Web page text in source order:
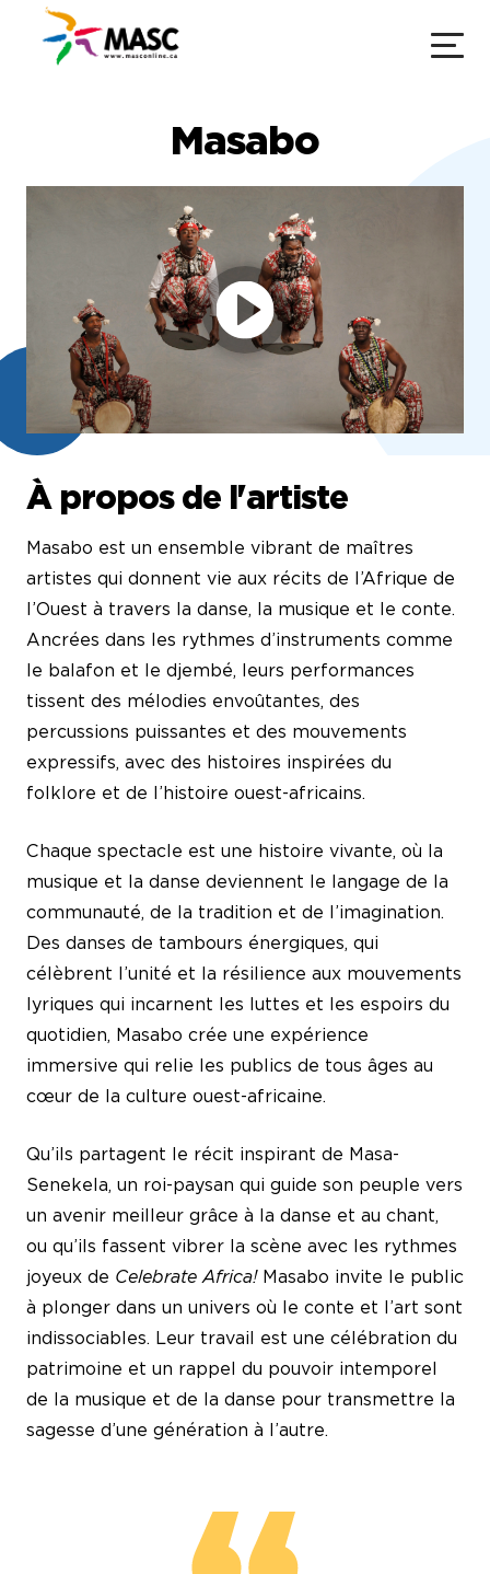
Masabo
À propos de l'artiste
Masabo est un ensemble vibrant de maîtres
artistes qui donnent vie aux récits de l’Afrique de
l’Ouest à travers la danse, la musique et le conte.
Ancrées dans les rythmes d’instruments comme
le balafon et le djembé, leurs performances
tissent des mélodies envoûtantes, des
percussions puissantes et des mouvements
expressifs, avec des histoires inspirées du
folklore et de l’histoire ouest-africains.
Chaque spectacle est une histoire vivante, où la
musique et la danse deviennent le langage de la
communauté, de la tradition et de l’imagination.
Des danses de tambours énergiques, qui
célèbrent l’unité et la résilience aux mouvements
lyriques qui incarnent les luttes et les espoirs du
quotidien, Masabo crée une expérience
immersive qui relie les publics de tous âges au
cœur de la culture ouest-africaine.
Qu’ils partagent le récit inspirant de Masa-
Senekela, un roi-paysan qui guide son peuple vers
un avenir meilleur grâce à la danse et au chant,
ou qu’ils fassent vibrer la scène avec les rythmes
joyeux de Celebrate Africa!Masabo invite le public
à plonger dans un univers où le conte et l’art sont
indissociables. Leur travail est une célébration du
patrimoine et un rappel du pouvoir intemporel
de la musique et de la danse pour transmettre la
sagesse d’une génération à l’autre.